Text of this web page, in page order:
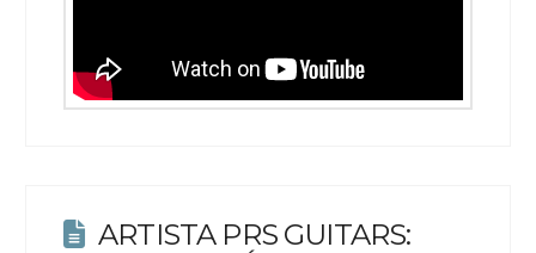
ARTISTA PRS GUITARS: